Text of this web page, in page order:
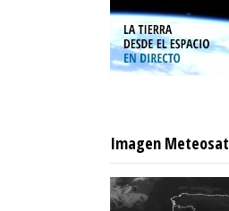
Imagen Meteosat